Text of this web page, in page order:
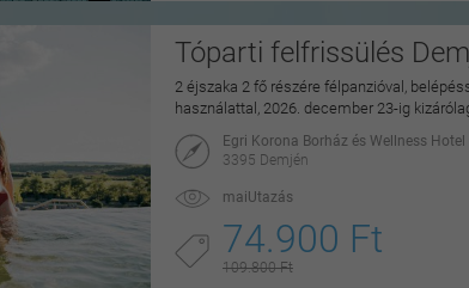
Tóparti felfrissülés
2 éjszaka 2 fő részére félpanzióval,
használattal, 2026. december 23-ig
Egri Korona Borház és Wellness Hotel
3395 Demjén
maiUtazás
74.900 Ft
109.800 Ft